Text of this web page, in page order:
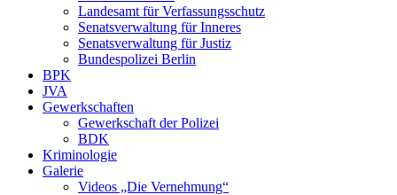
Landesamt für Verfassungsschutz
Senatsverwaltung für Inneres
Senatsverwaltung für Justiz
Bundespolizei Berlin
BPK
JVA
Gewerkschaften
Gewerkschaft der Polizei
BDK
Kriminologie
Galerie
Videos „Die Vernehmung“